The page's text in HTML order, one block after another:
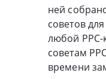
ней
советов
любой РРС-
советам
времени